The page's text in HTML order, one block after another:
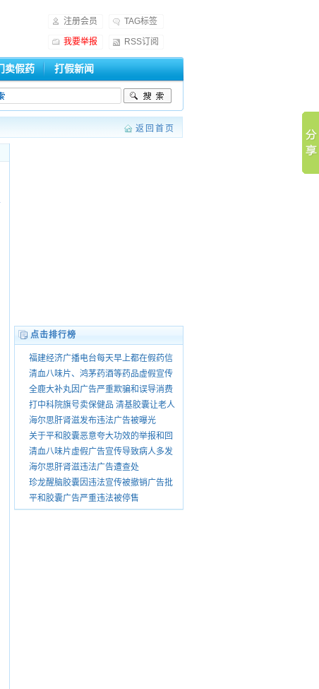
注册会员 TAG标签
我要举报 RSS订阅
卖假药 打假新闻
返回首页
点击排行榜
福建经济广播电台每天早上都在假药信
息怎没人查处
清血八味片、鸿茅药酒等药品虚假宣传
被暂停销
全鹿大补丸因广告严重欺骗和误导消费
者被查处
打中科院旗号卖保健品 清基胶囊让老人
花了上万
海尔思肝肾滋发布违法广告被曝光
关于平和胶囊恶意夸大功效的举报和回
复
清血八味片虚假广告宣传导致病人多发
性脑梗
海尔思肝肾滋违法广告遭查处
珍龙醒脑胶囊因违法宣传被撤销广告批
准文号
平和胶囊广告严重违法被停售